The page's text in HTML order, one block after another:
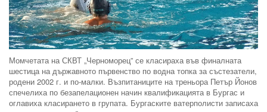
Момчетата на СКВТ „Черноморец” се класираха във финалната
шестица на държавното първенство по водна топка за състезатели,
родени 2002 г. и по-малки. Възпитаниците на треньора Петър Йонов
спечелиха по безапелационен начин квалификацията в Бургас и
оглавиха класирането в групата. Бургаските ватерполисти записаха